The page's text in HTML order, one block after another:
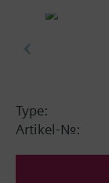
Type:
Artikel-Nr.: